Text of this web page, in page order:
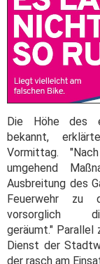
Die Höhe des
bekannt,
Vormittag.
umgehend
Ausbreitung des
Feuerwehr zu
vorsorglich
geräumt."
Dienst der
der rasch am